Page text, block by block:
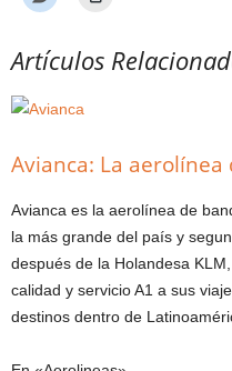
Artículos
Avianca: La
Avianca es la aerolínea de
la más grande del país y
después de la Holandesa
calidad y servicio A1 a sus
destinos dentro de